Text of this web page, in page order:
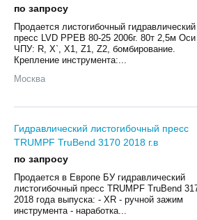
по запросу
Продается листогибочный гидравлический
пресс LVD PPEB 80-25 2006г. 80т 2,5м Оси
ЧПУ: R, X`, X1, Z1, Z2, бомбирование.
Крепление инструмента:...
Москва
Гидравлический листогибочный пресс
TRUMPF TruBend 3170 2018 г.в
по запросу
Продается в Европе БУ гидравлический
листогибочный пресс TRUMPF TruBend
2018 года выпуска: - XR - ручной зажим
инструмента - наработка...